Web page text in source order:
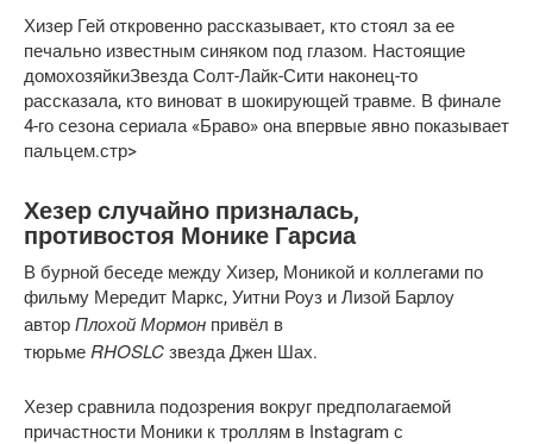
Хизер Гей откровенно рассказывает, кто стоял за ее
печально известным синяком под глазом. Настоящие
домохозяйкиЗвезда Солт-Лайк-Сити наконец-то
рассказала, кто виноват в шокирующей травме. В финале
4-го сезона сериала «Браво» она впервые явно показывает
пальцем.стр>
Хезер случайно призналась,
противостоя Монике Гарсиа
В бурной беседе между Хизер, Моникой и коллегами по
фильму Мередит Маркс, Уитни Роуз и Лизой Барлоу
автор Плохой Мормон привёл в
тюрьме RHOSLC звезда Джен Шах.
Хезер сравнила подозрения вокруг предполагаемой
причастности Моники к троллям в Instagram с